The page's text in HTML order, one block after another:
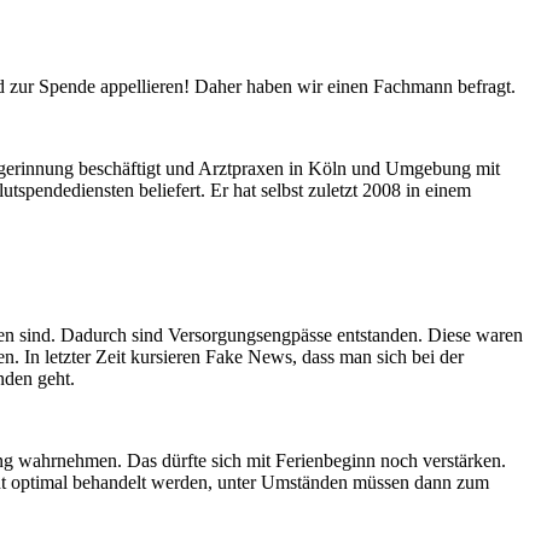
Spende appellieren! Daher haben wir einen Fachmann befragt.
beschäftigt und Arztpraxen in Köln und Umgebung mit
beliefert. Er hat selbst zuletzt 2008 in einem
Dadurch sind Versorgungsengpässe entstanden. Diese waren
In letzter Zeit kursieren Fake News, dass man sich bei der
geht.
wahrnehmen. Das dürfte sich mit Ferienbeginn noch verstärken.
behandelt werden, unter Umständen müssen dann zum